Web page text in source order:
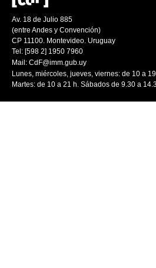
Av. 18 de Julio 885
(entre Andes y Convención)
CP 11100. Montevideo. Uruguay
Tel: [598 2] 1950 7960
Mail: CdF@imm.gub.uy
Lunes, miércoles, jueves, viernes: de 10 a
Martes: de 10 a 21 h. Sábados de 9.30 a